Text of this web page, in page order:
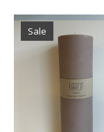
Sale